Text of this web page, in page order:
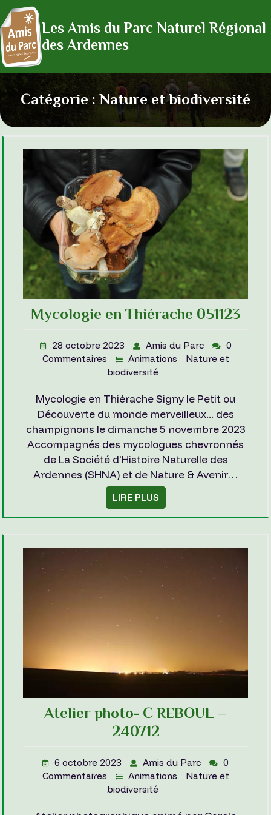
Les Amis du Parc Naturel Régional
des Ardennes
Catégorie : Nature et biodiversité
Mycologie en Thiérache 051123
28 octobre 2023 Amis du Parc
0
Commentaires
Animations
Nature et
biodiversité
Mycologie en Thiérache Signy le Petit ou
Découverte du monde merveilleux... des
champignons le dimanche 5 novembre 2023
Accompagnés des mycologues chevronnés
de La Société d'Histoire Naturelle des
Ardennes (SHNA) et de Nature & Avenir…
LIRE PLUS
Atelier photo- C REBOUL –
240712
6 octobre 2023 Amis du Parc
0
Commentaires
Animations
Nature et
biodiversité